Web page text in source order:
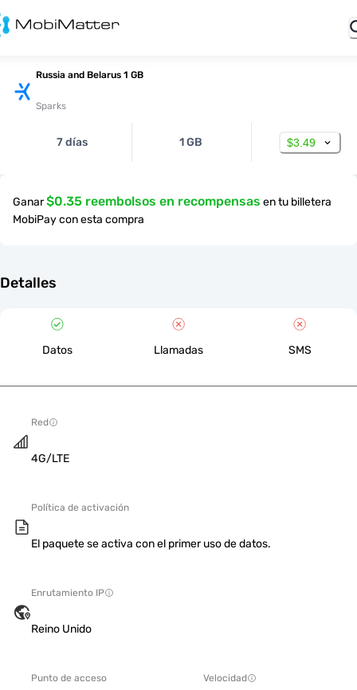
Russia and Belarus 1 GB
Sparks
7 días 1 GB $3.49
Ganar$0.35 reembolsos en recompensas en tu billetera
MobiPay con esta compra
Detalles
Datos Llamadas SMS
Red
4G/LTE
Política de activación
El paquete se activa con el primer uso de datos.
Enrutamiento IP
Reino Unido
Punto de acceso Velocidad